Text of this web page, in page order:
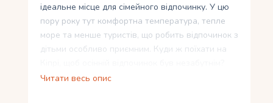
ідеальне місце для сімейного відпочинку. У цю
пору року тут комфортна температура, тепле
море та менше туристів, що робить відпочинок з
дітьми особливо приємним. Куди ж поїхати на
Читати весь опис